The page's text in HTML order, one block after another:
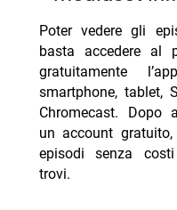
Poter vedere gli
basta accedere al
gratuitamente
smartphone, tablet,
Chromecast.
un account
episodi senza
trovi.